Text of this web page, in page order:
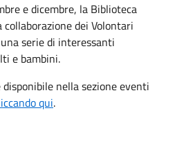
e dicembre, la Biblioteca
collaborazione dei Volontari
serie di interessanti
e bambini.
nella sezione eventi
qui.